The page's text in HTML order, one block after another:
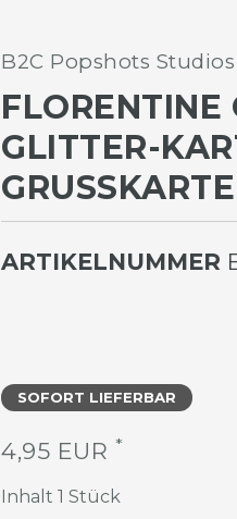
B2C Popshots Studios
FLORENTINE
GLITTER-
ARTIKELNUMMER
SOFORT LIEFERBAR
4,95 EUR *
Inhalt 1 Stück